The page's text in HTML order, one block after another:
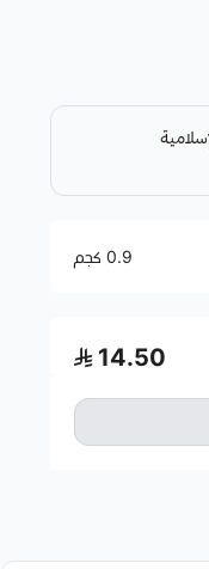
0.9 كجم
14.50